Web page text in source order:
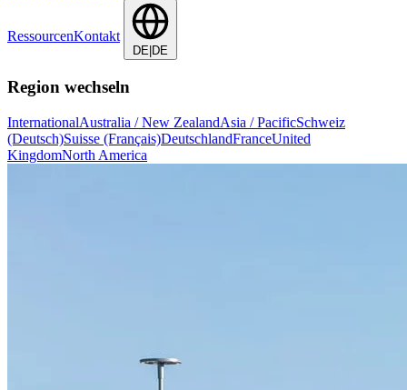
RessourcenKontakt
DE|DE
Region wechseln
InternationalAustralia / New ZealandAsia / PacificSchweiz
(Deutsch)Suisse (Français)DeutschlandFranceUnited
KingdomNorth America